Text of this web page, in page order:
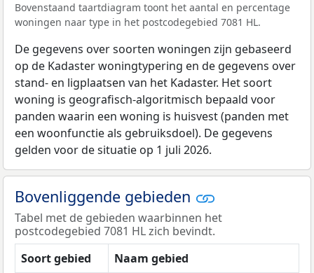
Bovenstaand taartdiagram toont het aantal en percentage
woningen naar type in het postcodegebied 7081 HL.
De gegevens over soorten woningen zijn gebaseerd
op de Kadaster woningtypering en de gegevens over
stand- en ligplaatsen van het Kadaster. Het soort
woning is geografisch-algoritmisch bepaald voor
panden waarin een woning is huisvest (panden met
een woonfunctie als gebruiksdoel). De gegevens
gelden voor de situatie op 1 juli 2026.
Bovenliggende gebieden
Tabel met de gebieden waarbinnen het
postcodegebied 7081 HL zich bevindt.
Soort gebied
Naam gebied